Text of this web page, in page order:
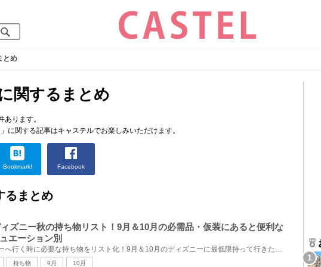
とめ
関するまとめ
あります。
に関する記事はキャステルでお楽しみいただけます。
Bookmark! Facebook
るまとめ
ィズニー秋の持ち物リスト！9月＆10月の必需品・仮装にあると便利な
エーション別
秋にディズニーへ行く時に必要な持ち物をリスト化！9月＆10月のディズニーに最低限持って行きたいものか...
持ち物 9月 10月